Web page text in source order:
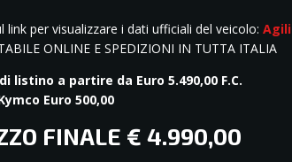
link per visualizzare i dati ufficiali del veicolo:
ONLINE E SPEDIZIONI IN TUTTA ITALIA
listino a partire da Euro 5.490,00 F.C.
Euro 500,00
FINALE € 4.990,00